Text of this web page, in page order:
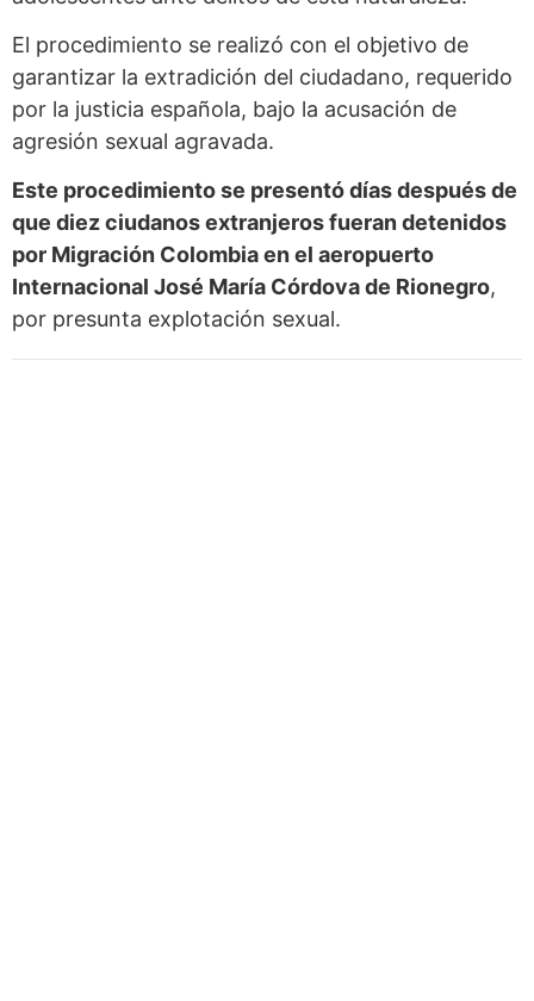
El procedimiento se realizó con el objetivo de
garantizar la extradición del ciudadano, requerido
por la justicia española, bajo la acusación de
agresión sexual agravada.
Este procedimiento se presentó días después de
que diez ciudanos extranjeros fueran detenidos
por Migración Colombia en el aeropuerto
Internacional José María Córdova de Rionegro,
por presunta explotación sexual.